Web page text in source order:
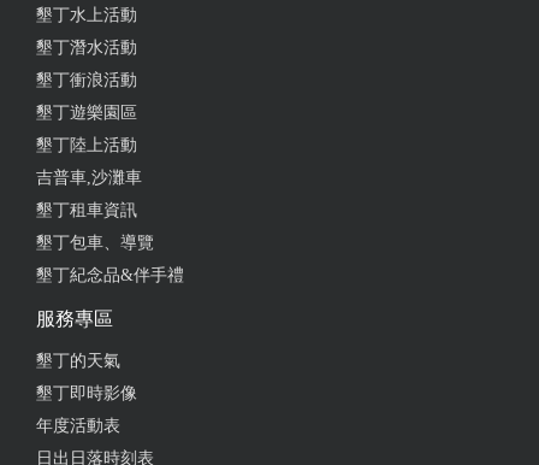
墾丁水上活動
墾丁潛水活動
墾丁衝浪活動
墾丁遊樂園區
墾丁陸上活動
吉普車,沙灘車
墾丁租車資訊
墾丁包車、導覽
墾丁紀念品&伴手禮
服務專區
墾丁的天氣
墾丁即時影像
年度活動表
日出日落時刻表